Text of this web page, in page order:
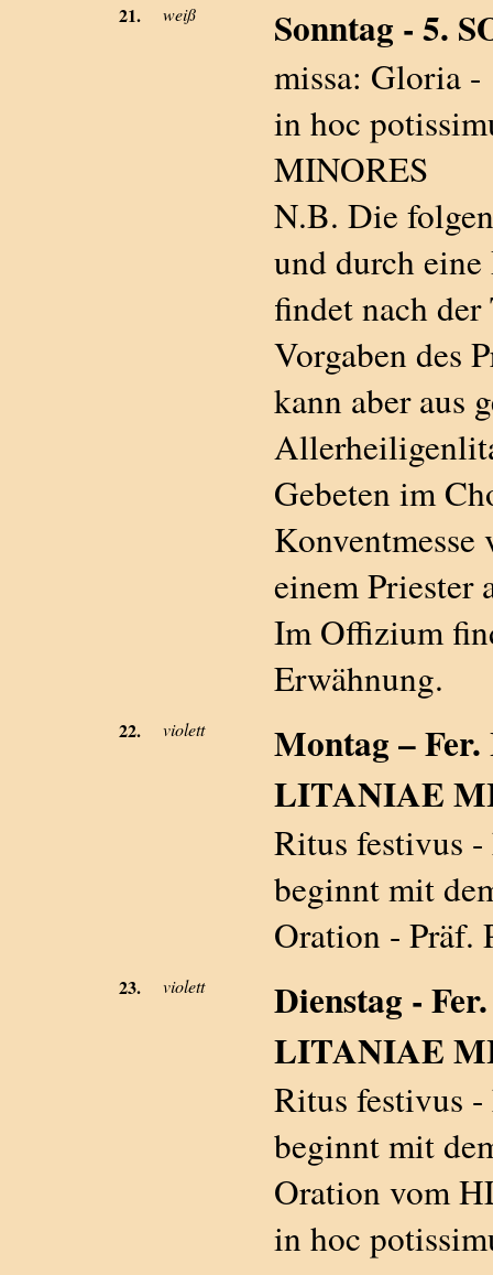
21. weiß Sonntag - 5.
missa: Gloria -
in hoc
MINORES
N.B. Die
und durch eine
findet nach
Vorgaben des
kann aber aus
Gebeten im
einem Priester
Im Offizium
Erwähnung.
22. violett
Montag –
LITANIAE
Ritus festivus
beginnt mit
Oration - Präf.
23. violett
Dienstag -
LITANIAE
Ritus festivus
beginnt mit
Oration vom
in hoc